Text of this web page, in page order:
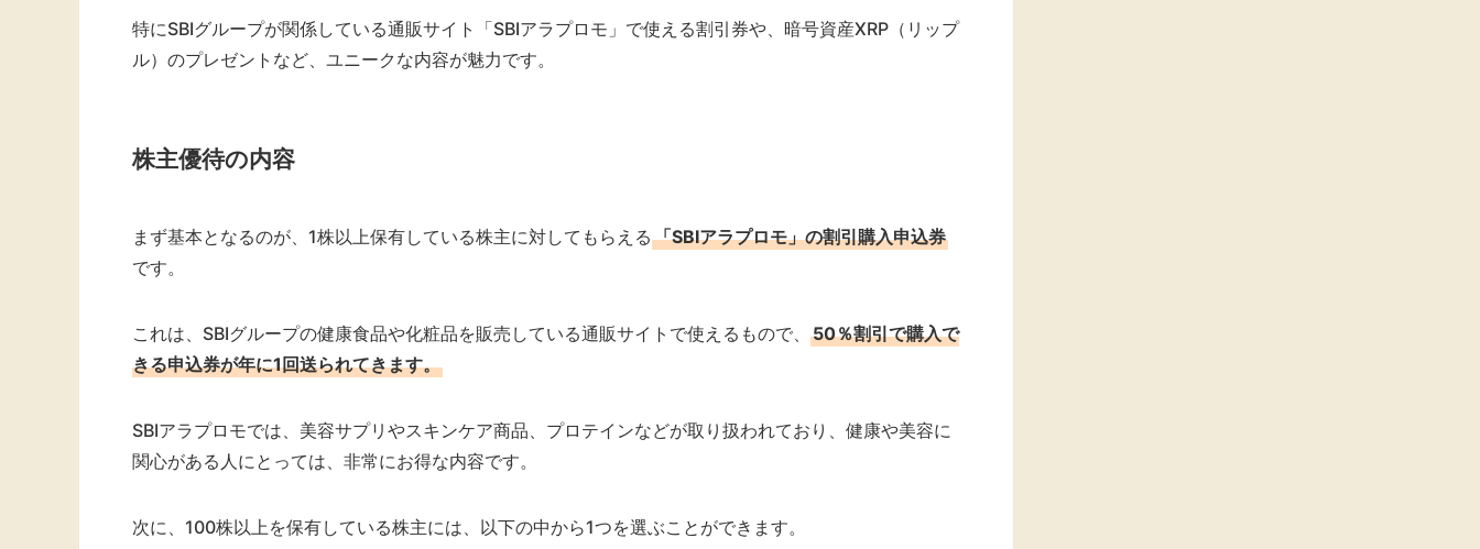
特にSBIグループが関係している通販サイト「SBIアラプロモ」で使える割引券や、暗号資産XRP（リップ
ル）のプレゼントなど、ユニークな内容が魅力です。
株主優待の内容
まず基本となるのが、1株以上保有している株主に対してもらえる 「SBIアラプロモ」の割引購入申込券
です。
これは、SBIグループの健康食品や化粧品を販売している通販サイトで使えるもので、 50％割引で購入で
きる申込券が年に1回送られてきます。
SBIアラプロモでは、美容サプリやスキンケア商品、プロテインなどが取り扱われており、健康や美容に
関心がある人にとっては、非常にお得な内容です。
次に、100株以上を保有している株主には、以下の中から1つを選ぶことができます。